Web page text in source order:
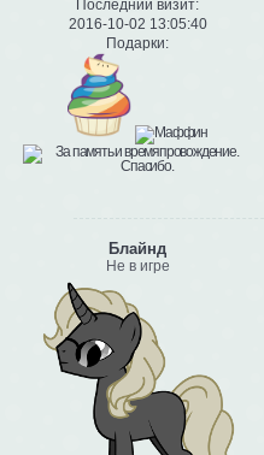
Последний визит:
2016-10-02 13:05:40
Подарки:
Блайнд
Не в игре